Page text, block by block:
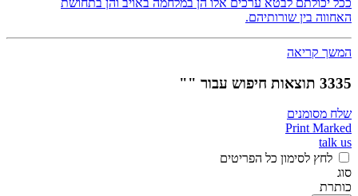
האחווה בין שורותיהם.
המשך קריאה
3335 תוצאות חיפוש עבור ""
שלח מסומנים
Print Marked
talk us
לחץ לסימון כל הפריטים
סוג
כותרת